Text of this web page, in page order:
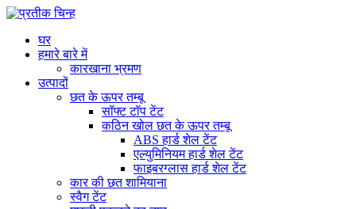
घर
हमारे बारे में
कारखाना भ्रमण
उत्पादों
छत के ऊपर तम्बू
सॉफ्ट टॉप टेंट
कठिन खोल छत के ऊपर तम्बू
ABS हार्ड शेल टेंट
एल्युमिनियम हार्ड शेल टेंट
फाइबरग्लास हार्ड शेल टेंट
कार की छत शामियाना
स्वैग टेंट